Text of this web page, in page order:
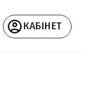
КАБІНЕТ